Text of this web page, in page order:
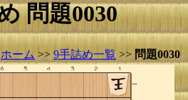
問題0030
ホーム >> 9手詰め一覧 >> 問題0030